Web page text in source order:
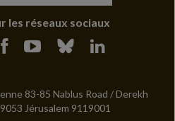
les réseaux sociaux
83-85 Nablus Road / Derekh
Jérusalem 9119001